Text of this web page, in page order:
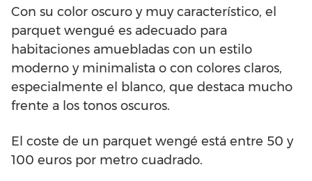
Con su color oscuro y muy característico, el
parquet wengué es adecuado para
habitaciones amuebladas con un estilo
moderno y minimalista o con colores claros,
especialmente el blanco, que destaca mucho
frente a los tonos oscuros.
El coste de un parquet wengé está entre 50 y
100 euros por metro cuadrado.